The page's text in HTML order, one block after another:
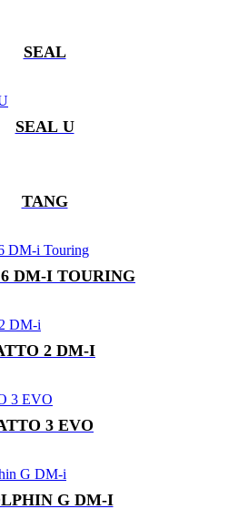
SEAL
SEAL U
TANG
DM-I TOURING
2 DM-I
3 EVO
G DM-I